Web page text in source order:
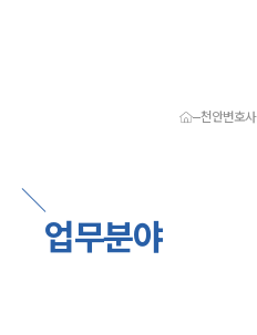
천안형사전문변호사
천안이혼전문변호사
천안학교폭력변호사
천안변호
업무분야